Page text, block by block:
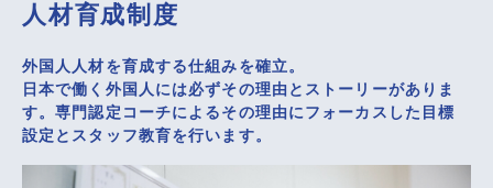
人材育成制度
外国人人材を育成する仕組みを確立。
日本で働く外国人には必ずその理由とストーリーがありま
す。専門認定コーチによるその理由にフォーカスした目標
設定とスタッフ教育を行います。